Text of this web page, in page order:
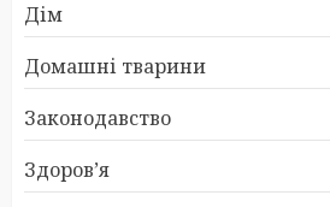
Дім
Домашні тварини
Законодавство
Здоров’я